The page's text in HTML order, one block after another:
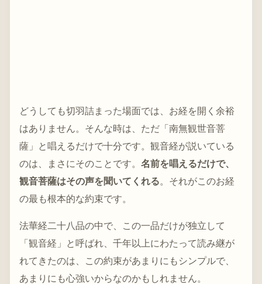
どうしても切羽詰まった場面では、お経を開く余裕
はありません。そんな時は、ただ「南無観世音菩
薩」と唱えるだけで十分です。観音経が説いている
のは、まさにそのことです。 名前を唱えるだけで、
観音菩薩はその声を聞いてくれる。それがこのお経
の最も根本的な約束です。
法華経二十八品の中で、この一品だけが独立して
「観音経」と呼ばれ、千年以上にわたって読み継が
れてきたのは、この約束があまりにもシンプルで、
あまりにも心強いからなのかもしれません。